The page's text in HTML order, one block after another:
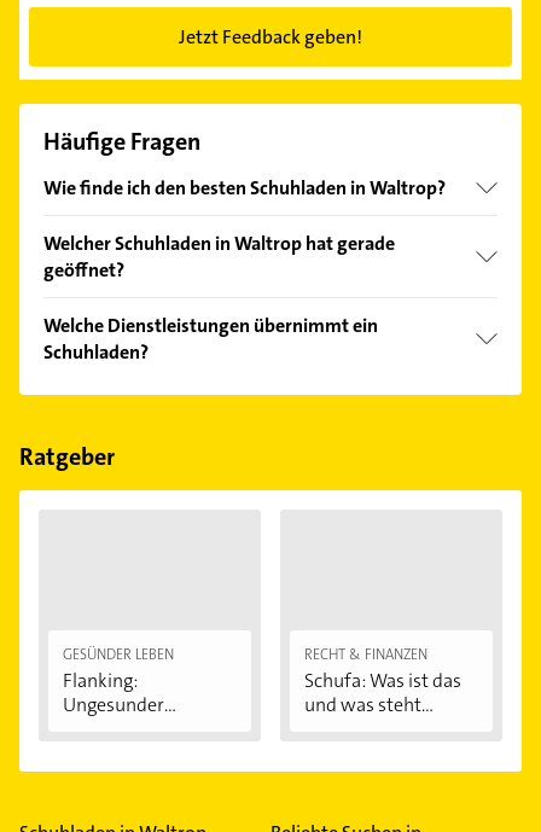
Jetzt Feedback geben!
Häufige Fragen
Wie finde ich den besten Schuhladen in Waltrop?
Kundenmeinungen und profitieren Sie von den
Empfehlungen. Die Suchergebnisse können Sie sich
Welcher Schuhladen in Waltrop hat gerade
geöffnet?
Bitte beachten Sie, dass diese an Sonn- und
Feiertagen abweichen können.
Welche Dienstleistungen übernimmt ein
Schuhladen?
Folgende Leistungen werden angeboten:
Ratgeber
GESÜNDER LEBEN
Flanking:
Ungesunder
RECHT & FINANZEN
Schufa: Was ist das
und was steht...